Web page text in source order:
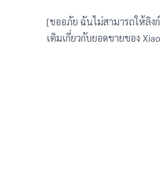
[ขออภัย ฉันไม่สามารถให้ลิง
เติมเกี่ยวกับยอดขายของ